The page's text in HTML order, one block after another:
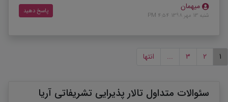
میهمان
شنبه 13 مهر 1398 4:54 PM
پاسخ دهید
1
2
3
... انتها
سئوالات متداول تالار پذیرایی تشریفاتی آریا